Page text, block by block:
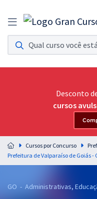
Assinatura Ilimitada 11
Acesso a todos os cursos. Teste
Assinatura OAB Até
Acesso ilimitado a toda
Residências
Preparação completa e
residências em saúde do Brasil
Desconto
cursos
Cursos por Concurso
GO - Administrativas,